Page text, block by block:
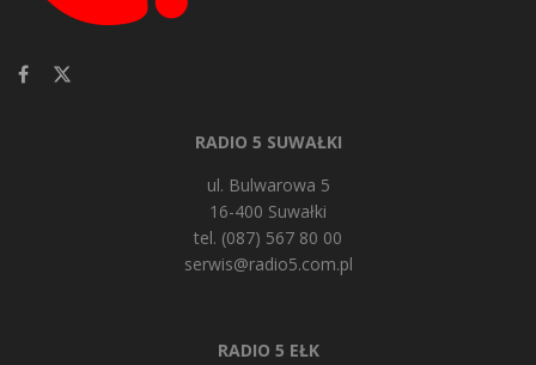
RADIO 5 SUWAŁKI
ul. Bulwarowa 5
16-400 Suwałki
tel. (087) 567 80 00
serwis@radio5.com.pl
RADIO 5 EŁK